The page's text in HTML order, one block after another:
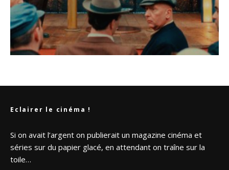
Eclairer le cinéma !
Si on avait l’argent on publierait un magazine cinéma et
séries sur du papier glacé, en attendant on traîne sur la
toile…